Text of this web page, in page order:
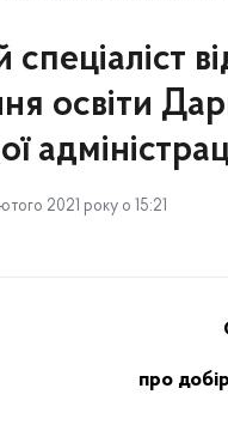
спеціаліст
освіти
2021 року о 15:21
про